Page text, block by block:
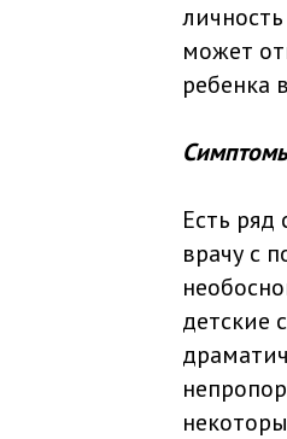
может
ребенка
Есть
врачу с
детские